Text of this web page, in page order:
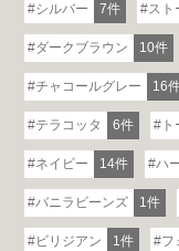
シルバー 7件 スト
ダークブラウン 10件
チャコールグレー 16
テラコッタ 6件
ネイビー 14件 ハ
バニラビーンズ 1件
ビリジアン 1件 フ